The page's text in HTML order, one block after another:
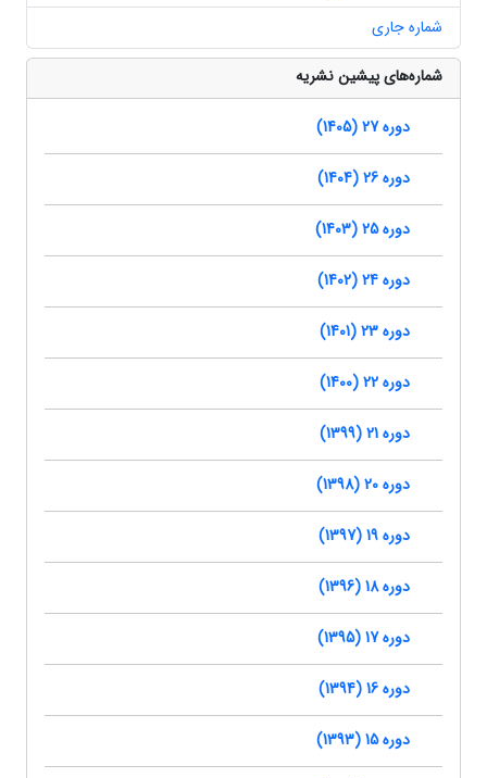
شماره جاری
شماره‌های پیشین نشریه
دوره 27 (1405)
دوره 26 (1404)
دوره 25 (1403)
دوره 24 (1402)
دوره 23 (1401)
دوره 22 (1400)
دوره 21 (1399)
دوره 20 (1398)
دوره 19 (1397)
دوره 18 (1396)
دوره 17 (1395)
دوره 16 (1394)
دوره 15 (1393)